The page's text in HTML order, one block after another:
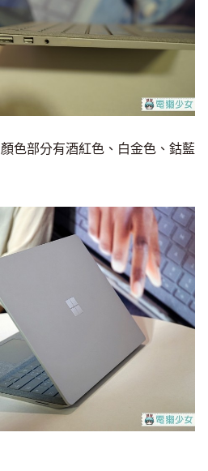
色部分有酒紅色、白金色、鈷藍